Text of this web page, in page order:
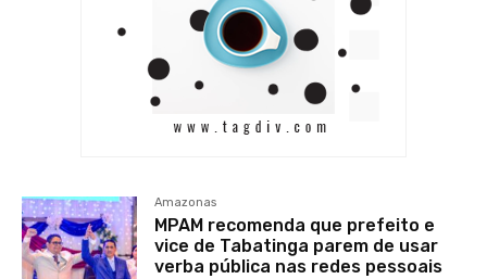
Amazonas
MPAM recomenda que prefeito e
vice de Tabatinga parem de usar
verba pública nas redes pessoais